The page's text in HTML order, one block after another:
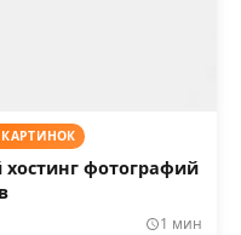
фотографий
1 мин